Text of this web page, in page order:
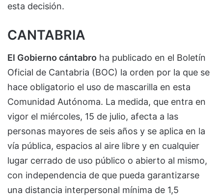
esta decisión.
CANTABRIA
El Gobierno cántabro ha publicado en el Boletín
Oficial de Cantabria (BOC) la orden por la que se
hace obligatorio el uso de mascarilla en esta
Comunidad Autónoma. La medida, que entra en
vigor el miércoles, 15 de julio, afecta a las
personas mayores de seis años y se aplica en la
vía pública, espacios al aire libre y en cualquier
lugar cerrado de uso público o abierto al mismo,
con independencia de que pueda garantizarse
una distancia interpersonal mínima de 1,5